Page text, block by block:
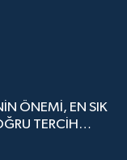
ÖNEMİ, EN SIK
TERCİH